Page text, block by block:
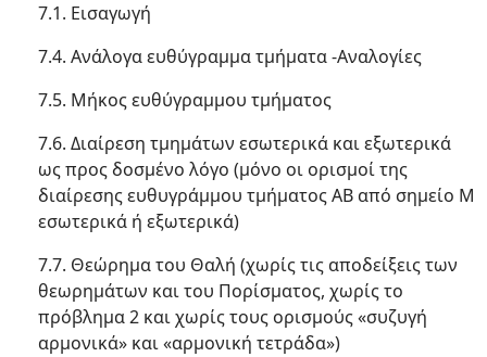
7.1. Εισαγωγή
7.4. Ανάλογα ευθύγραμμα τμήματα -Αναλογίες
7.5. Μήκος ευθύγραμμου τμήματος
7.6. Διαίρεση τμημάτων εσωτερικά και εξωτερικά
ως προς δοσμένο λόγο (μόνο οι ορισμοί της
διαίρεσης ευθυγράμμου τμήματος ΑΒ από σημείο Μ
εσωτερικά ή εξωτερικά)
7.7. Θεώρημα του Θαλή (χωρίς τις αποδείξεις των
θεωρημάτων και του Πορίσματος, χωρίς το
πρόβλημα 2 και χωρίς τους ορισμούς «συζυγή
αρμονικά» και «αρμονική τετράδα»)